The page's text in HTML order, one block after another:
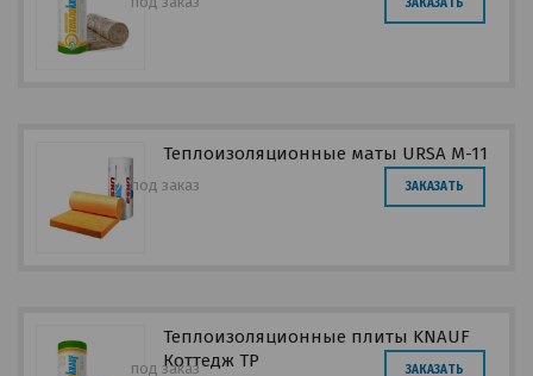
ЗАКАЗАТЬ
Теплоизоляционные маты URSA М-11
под заказ ЗАКАЗАТЬ
Теплоизоляционные плиты KNAUF
Коттедж TР
под заказ ЗАКАЗАТЬ